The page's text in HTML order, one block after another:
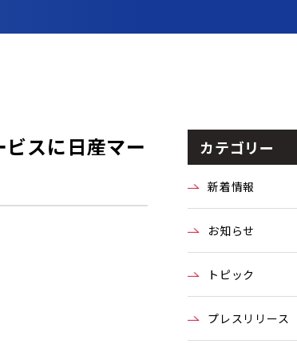
スに日産マー
カテゴリー
新着情報
お知らせ
トピック
プレスリリース